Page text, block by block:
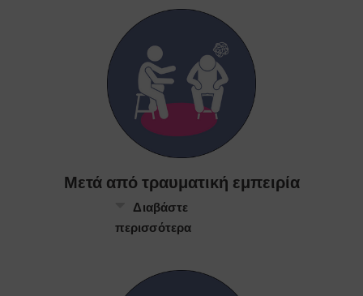
Μετά από τραυματική εμπειρία
Διαβάστε
περισσότερα